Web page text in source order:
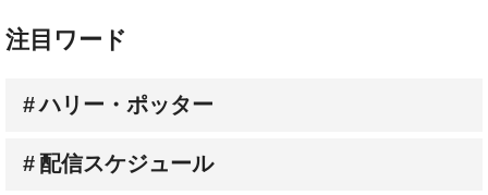
注目ワード
ハリー・ポッター
配信スケジュール